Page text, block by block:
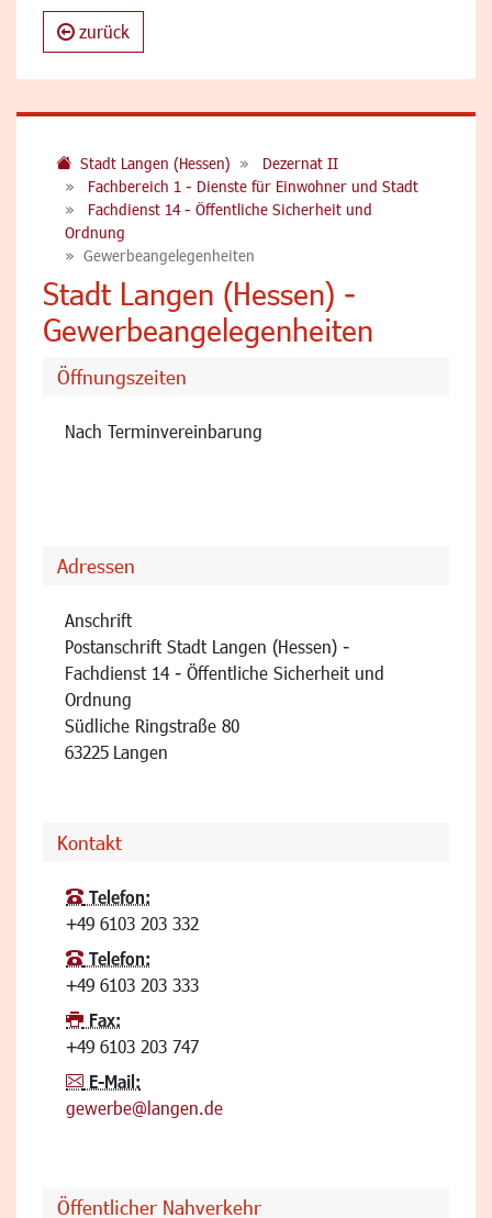
zurück
Stadt Langen (Hessen)
Dezernat II
Fachbereich 1 - Dienste für Einwohner und Stadt
Fachdienst 14 - Öffentliche Sicherheit und
Ordnung
Gewerbeangelegenheiten
Stadt Langen (Hessen) -
Gewerbeangelegenheiten
Öffnungszeiten
Nach Terminvereinbarung
Adressen
Anschrift
Postanschrift Stadt Langen (Hessen) -
Fachdienst 14 - Öffentliche Sicherheit und
Ordnung
Südliche Ringstraße 80
63225 Langen
Kontakt
Telefon:
+49 6103 203 332
Telefon:
+49 6103 203 333
Fax:
+49 6103 203 747
E-Mail:
gewerbe@langen.de
Öffentlicher Nahverkehr